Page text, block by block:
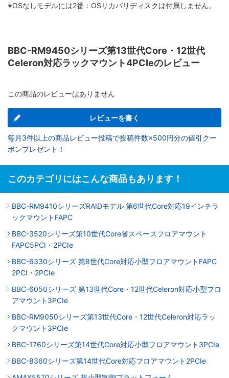
※OSなしモデルには2番：OSリカバリディスクは付属しません。
BBC-RM9450シリーズ第13世代Core・12世代
Celeron対応ラックマウント4PCIeのレビュー
この商品のレビューはありません
レビューを書く
毎月3件以上の商品レビュー投稿で投稿件数×500円分の値引クー
ポンプレゼント！
このカテゴリにはこんな商品もあります！
BBC-RM9410シリーズRAIDモデル 第6世代Core対応19インチラ
ックマウントFAPC
BBC-3520シリーズ第10世代Core省スペースフロアマウント
FAPC5PCI・2PCIe
BBC-6330シリーズ 第8世代Core対応小型フロアマウントFAPC
2PCI・2PCIe
BBC-6050シリーズ 第13世代Core・12世代Celeron対応小型フロ
アマウント3PCIe
BBC-RM9050シリーズ第13世代Core・12世代Celeron対応ラッ
クマウント3PCIe
BBC-1760シリーズ第14世代Core対応小型フロアマウント3PCIe
BBC-8360シリーズ第14世代Core対応フロアマウント2PCIe